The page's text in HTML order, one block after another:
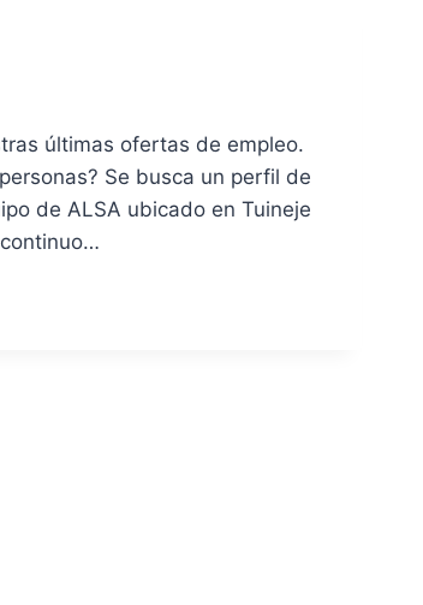
últimas ofertas de empleo.
Se busca un perfil de
de ALSA ubicado en Tuineje